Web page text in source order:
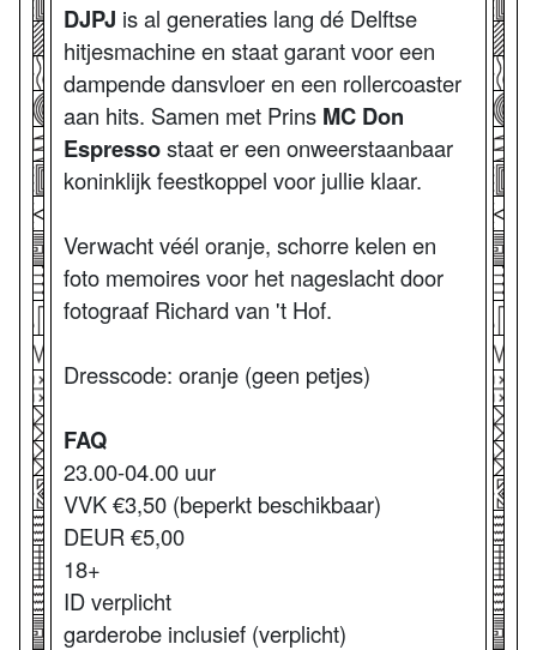
DJPJ is al generaties lang dé Delftse
hitjesmachine en staat garant voor een
dampende dansvloer en een rollercoaster
aan hits. Samen met Prins MC Don
Espressostaat er een onweerstaanbaar
koninklijk feestkoppel voor jullie klaar.
Verwacht véél oranje, schorre kelen en
foto memoires voor het nageslacht door
fotograaf Richard van 't Hof.
Dresscode: oranje (geen petjes)
FAQ
23.00-04.00 uur
VVK €3,50 (beperkt beschikbaar)
DEUR €5,00
18+
ID verplicht
garderobe inclusief (verplicht)